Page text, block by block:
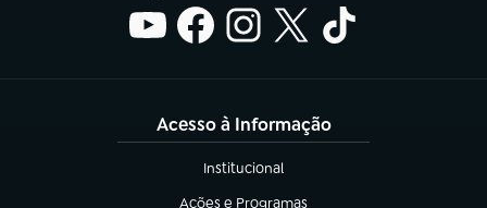
Acesso à Informação
Institucional
(abre em nova aba)
Ações e Programas